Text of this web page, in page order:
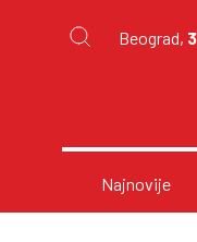
Beograd,
Najnovije